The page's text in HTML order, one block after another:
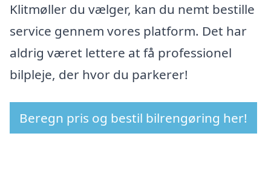
Klitmøller du vælger, kan du nemt bestille
service gennem vores platform. Det har
aldrig været lettere at få professionel
bilpleje, der hvor du parkerer!
Beregn pris og bestil bilrengøring her!